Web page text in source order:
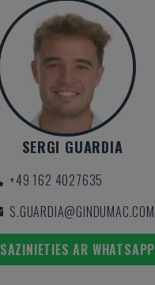
SERGI GUARDIA
+49 162 4027635
S.GUARDIA@GINDUMAC.COM
SAZINIETIES AR WHATSAPP